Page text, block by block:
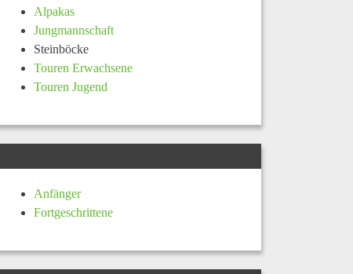
Alpakas
Jungmannschaft
Steinböcke
Touren Erwachsene
Touren Jugend
Anfänger
Fortgeschrittene